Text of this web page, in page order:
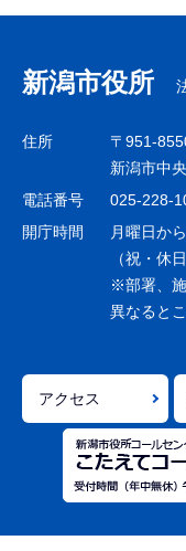
ナ
ビ
ゲ
シ
ョ
で
新潟市役所
住所
〒951-
新潟市中
電話番号
025-228-
開庁時間
月曜日か
（祝・休
※部署、
異なると
アクセス